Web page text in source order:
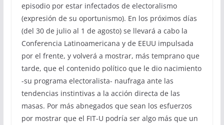
episodio por estar infectados de electoralismo
(expresión de su oportunismo). En los próximos días
(del 30 de julio al 1 de agosto) se llevará a cabo la
Conferencia Latinoamericana y de EEUU impulsada
por el frente, y volverá a mostrar, más temprano que
tarde, que el contenido político que le dio nacimiento
-su programa electoralista- naufraga ante las
tendencias instintivas a la acción directa de las
masas. Por más abnegados que sean los esfuerzos
por mostrar que el FIT-U podría ser algo más que un